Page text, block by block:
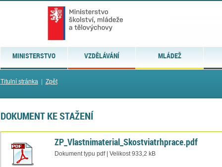
MINISTERSTVO VZDĚLÁVÁNÍ MLÁDEŽ
Titulní stránka| Zpět
DOKUMENT KE STAŽENÍ
ZP_Vlastnimaterial_Skostviatrhprace.pdf
Dokument typu pdf | Velikost 933,2 kB